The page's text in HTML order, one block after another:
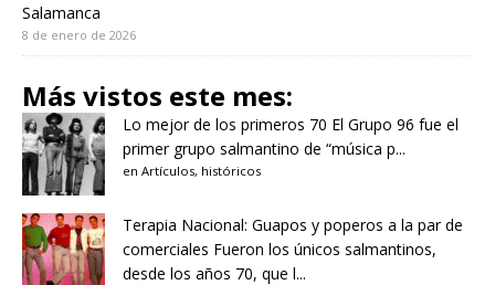
Salamanca
8 de enero de 2026
Más vistos este mes:
Lo mejor de los primeros 70 El Grupo 96 fue el
primer grupo salmantino de “música p...
en Artículos, históricos
Terapia Nacional: Guapos y poperos a la par de
comerciales Fueron los únicos salmantinos,
desde los años 70, que l...